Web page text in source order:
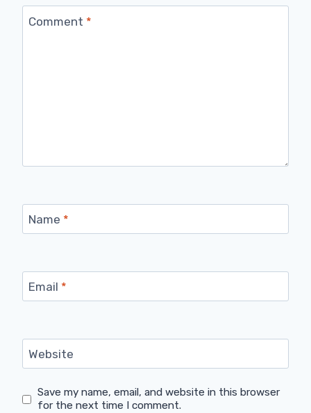
Comment *
Name *
Email *
Website
Save my name, email, and website in this browser
for the next time I comment.